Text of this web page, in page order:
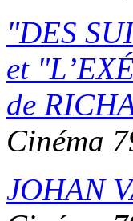
DES
et
de
Cinéma
JOHAN